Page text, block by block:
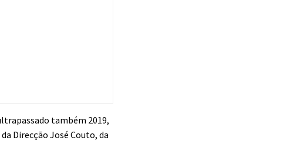
também 2019,
Direcção José Couto, da